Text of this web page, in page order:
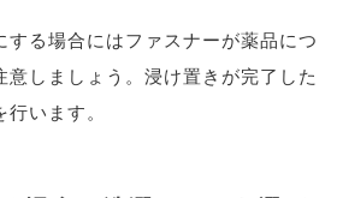
する場合にはファスナーが薬品につ
意しましょう。浸け置きが完了した
います。